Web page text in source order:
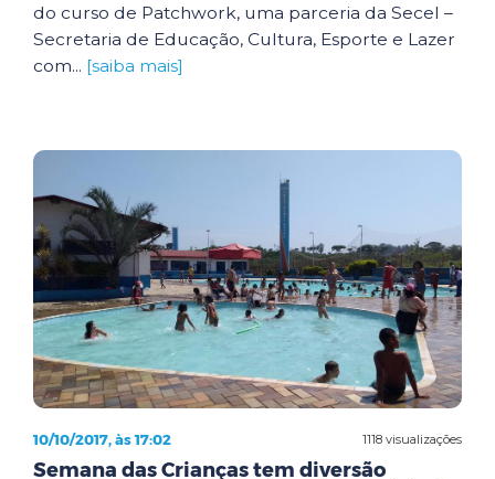
do curso de Patchwork, uma parceria da Secel –
Secretaria de Educação, Cultura, Esporte e Lazer
com... [saiba mais]
1118 visualizações
10/10/2017, às 17:02
Semana das Crianças tem diversão